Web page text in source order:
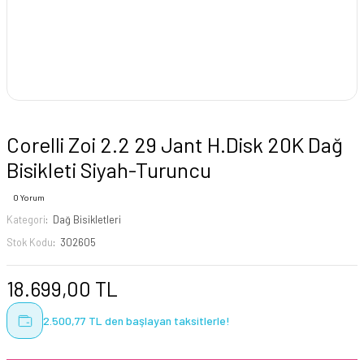
Corelli Zoi 2.2 29 Jant H.Disk 20K Dağ
Bisikleti Siyah-Turuncu
0 Yorum
Kategori
Dağ Bisikletleri
Stok Kodu
302605
18.699,00 TL
2.500,77 TL den başlayan taksitlerle!